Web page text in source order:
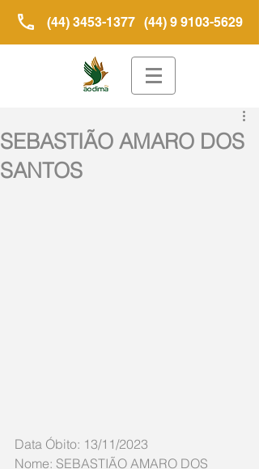
(44) 3453-1377 (44) 9 9103-5629
SEBASTIÃO AMARO DOS
SANTOS
Data Óbito: 13/11/2023
Nome: SEBASTIÃO AMARO DOS